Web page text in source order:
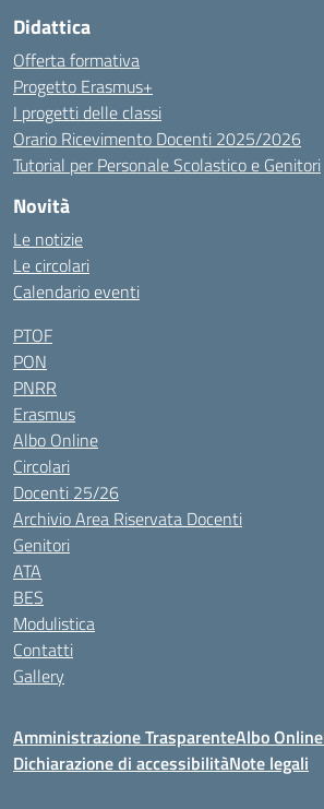
Didattica
Offerta formativa
Progetto Erasmus+
I progetti delle classi
Orario Ricevimento Docenti 2025/2026
Tutorial per Personale Scolastico e Genitori
Novità
Le notizie
Le circolari
Calendario eventi
PTOF
PON
PNRR
Erasmus
Albo Online
Circolari
Docenti 25/26
Archivio Area Riservata Docenti
Genitori
ATA
BES
Modulistica
Contatti
Gallery
Amministrazione TrasparenteAlbo Online
Dichiarazione di accessibilitàNote legali